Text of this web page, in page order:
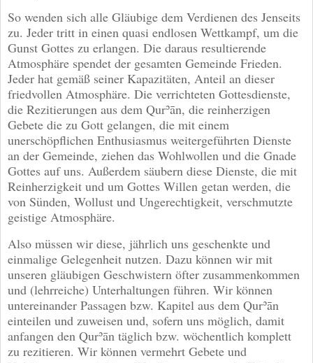
So wenden sich alle Gläubige dem Verdienen des Jenseits
zu. Jeder tritt in einen quasi endlosen Wettkampf, um die
Gunst Gottes zu erlangen. Die daraus resultierende
Atmosphäre spendet der gesamten Gemeinde Frieden.
Jeder hat gemäß seiner Kapazitäten, Anteil an dieser
friedvollen Atmosphäre. Die verrichteten Gottesdienste,
die Rezitierungen aus dem Qurʾān, die reinherzigen
Gebete die zu Gott gelangen, die mit einem
unerschöpflichen Enthusiasmus weitergeführten Dienste
an der Gemeinde, ziehen das Wohlwollen und die Gnade
Gottes auf uns. Außerdem säubern diese Dienste, die mit
Reinherzigkeit und um Gottes Willen getan werden, die
von Sünden, Wollust und Ungerechtigkeit, verschmutzte
geistige Atmosphäre.
Also müssen wir diese, jährlich uns geschenkte und
einmalige Gelegenheit nutzen. Dazu können wir mit
unseren gläubigen Geschwistern öfter zusammenkommen
und (lehrreiche) Unterhaltungen führen. Wir können
untereinander Passagen bzw. Kapitel aus dem Qurʾān
einteilen und zuweisen und, sofern uns möglich, damit
anfangen den Qurʾān täglich bzw. wöchentlich komplett
zu rezitieren. Wir können vermehrt Gebete und